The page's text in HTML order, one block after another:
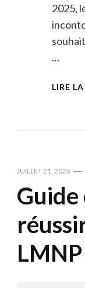
2025,
…
LIRE
JUILLET 21, 2026
LMNP